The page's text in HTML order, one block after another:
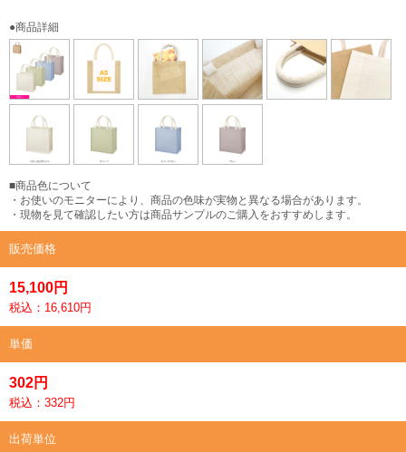
●商品詳細
■商品色について
・お使いのモニターにより、商品の色味が実物と異なる場合があります。
・現物を見て確認したい方は商品サンプルのご購入をおすすめします。
販売価格
15,100円
税込：16,610円
単価
302円
税込：332円
出荷単位